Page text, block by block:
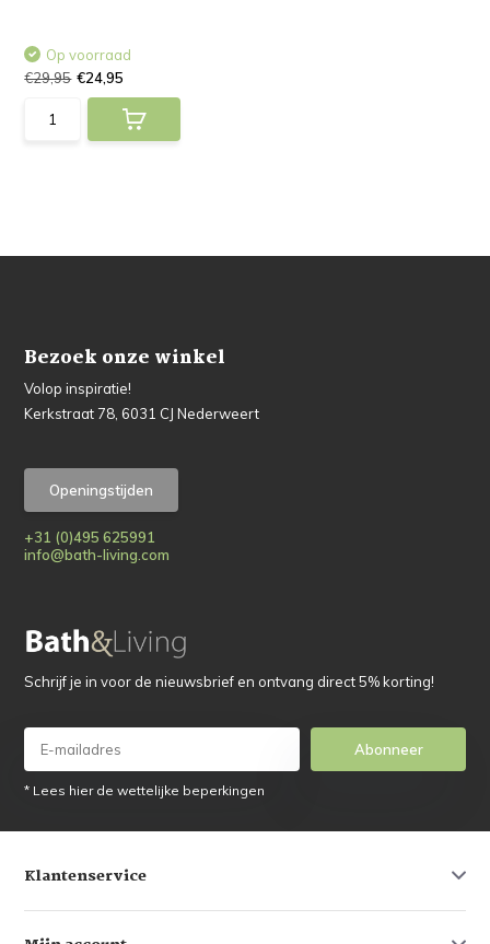
Op voorraad
€29,95 €24,95
Bezoek onze winkel
Volop inspiratie!
Kerkstraat 78, 6031 CJ Nederweert
Openingstijden
+31 (0)495 625991
info@bath-living.com
Schrijf je in voor de nieuwsbrief en ontvang direct 5% korting!
Abonneer
* Lees hier de wettelijke beperkingen
Klantenservice